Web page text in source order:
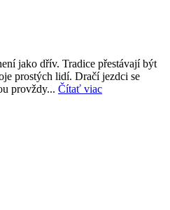
jako dřív. Tradice přestávají být
prostých lidí. Dračí jezdci se
provždy... Čítať viac